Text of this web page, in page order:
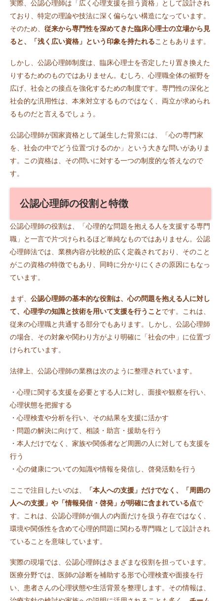
実際、公認心理師は「広く心理支援を担う資格」として設計され
ており、特定の理論や技法に深く偏らない構造になっています。
そのため、 従来から専門性を深めてきた臨床心理士の立場から見
ると、「浅く広い資格」という印象を持たれることもあります。
しかし、公認心理師制度は、臨床心理士を否定したり置き換えた
りするためのものではありません。むしろ、心理職全体の裾野を
広げ、社会との接点を強化するための制度です。専門性の深化と
社会的な汎用性は、本来対立するものではなく、両立が求められ
るものだと言えるでしょう。
公認心理師が国家資格として誕生した背景には、「心の専門家
を、社会の中でどう位置づけるのか」という大きな問いがありま
す。この資格は、その問いに対する一つの制度的な答えなので
す。
公認心理師の役割と特徴
公認心理師の役割は、「心理的な問題を抱える人を支援する専門
職」と一言で片づけられるほど単純なものではありません。公認
心理師法では、業務内容が比較的広く定義されており、そのこと
がこの資格の特徴でもあり、同時に分かりにくさの原因にもなっ
ています。
まず、 公認心理師の基本的な役割は、心の問題を抱える人に対し
て、心理学の知識と技術を用いて支援を行うことです。これは、
従来の心理職と共通する部分でもあります。しかし、公認心理師
の場合、その対象や関わり方がより明確に「社会の中」に位置づ
けられています。
法律上、公認心理師の業務は次のように整理されています。
・心理に関する支援を必要とする人に対し、面接や観察を行い、
心理状態を把握する
・心理検査や分析を行い、その結果を支援に活かす
・問題の解決に向けて、相談・助言・援助を行う
・本人だけでなく、家族や関係者など周囲の人に対しても支援を
行う
・心の健康についての知識や情報を発信し、啓発活動を行う
ここで注目したいのは、
「本人への支援」だけでなく、「周囲の
人への支援」や「情報発信・啓発」が明確に含まれている点で
す。これは、公認心理師が個人の内面だけを扱う存在ではなく、
環境や関係性を含めて心理的問題に関わる専門職として設計され
ていることを意味しています。
実際の現場では、公認心理師はさまざまな役割を担っています。
医療分野では、医師の診断を補助する形で心理検査や面接を行
い、患者さんの心理状態や生活背景を整理します。その情報は、